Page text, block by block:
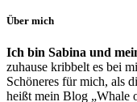
Über mich
Ich bin Sabina und
zuhause kribbelt es bei
Schöneres für mich, als
heißt mein Blog „Whale